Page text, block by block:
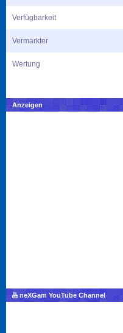
Verfügbarkeit
Vermarkter
Wertung
Anzeigen
neXGam YouTube Channel